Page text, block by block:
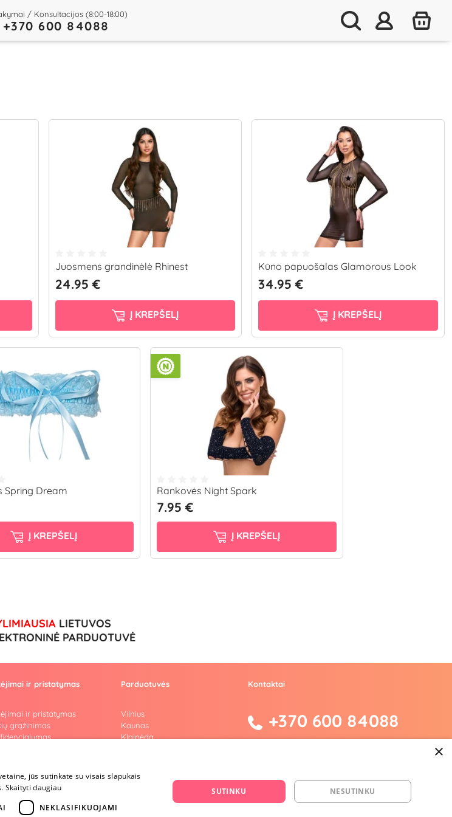
/ Konsultacijos (8:00-18:00)
+370 600 84088
Juosmens grandinėlė Rhinest
24.95 €
Į KREPŠELĮ
Kūno papuošalas Glamorous Look
34.95 €
Į KREPŠELĮ
Spring Dream
Į KREPŠELĮ
Rankovės Night Spark
7.95 €
Į KREPŠELĮ
LIETUVOS
PARDUOTUVĖ
ir pristatymas
ir pristatymas
grąžinimas
programa
Parduotuvės
Vilnius
Kaunas
Klaipėda
Kontaktai
+370 600 84088
facebook.com/Fantazijos.lt
×
jūs sutinkate su visais slapukais
Skaityti daugiau
NEKLASIFIKUOJAMI
SUTINKU NESUTINKU